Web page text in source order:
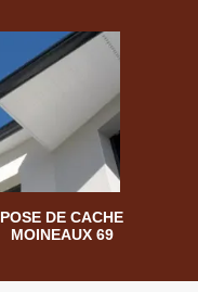
POSE DE CACHE
MOINEAUX 69